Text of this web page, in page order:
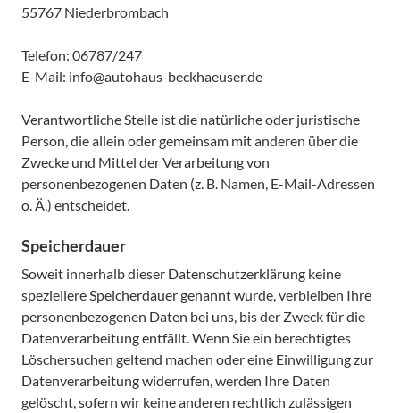
55767 Niederbrombach
Telefon: 06787/247
E-Mail: info@autohaus-beckhaeuser.de
Verantwortliche Stelle ist die natürliche oder juristische
Person, die allein oder gemeinsam mit anderen über die
Zwecke und Mittel der Verarbeitung von
personenbezogenen Daten (z. B. Namen, E-Mail-Adressen
o. Ä.) entscheidet.
Speicherdauer
Soweit innerhalb dieser Datenschutzerklärung keine
speziellere Speicherdauer genannt wurde, verbleiben Ihre
personenbezogenen Daten bei uns, bis der Zweck für die
Datenverarbeitung entfällt. Wenn Sie ein berechtigtes
Löschersuchen geltend machen oder eine Einwilligung zur
Datenverarbeitung widerrufen, werden Ihre Daten
gelöscht, sofern wir keine anderen rechtlich zulässigen